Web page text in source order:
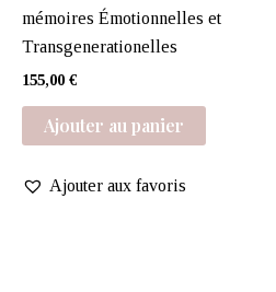
mémoires Émotionnelles et
Transgenerationelles
155,00 €
Ajouter au panier
Ajouter aux favoris